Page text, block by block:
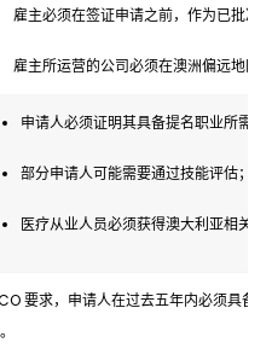
雇主必须在签证申请之前，作为已批准
雇主所运营的公司必须在澳洲偏远地区
申请人必须证明其具备提名职业所需
部分申请人可能需要通过技能评估；
医疗从业人员必须获得澳大利亚相关
要求，申请人在过去五年内必须具备